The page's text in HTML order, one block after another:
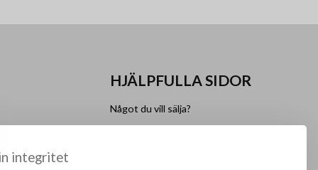
integritet
HJÄLPFULLA SIDOR
Något du vill sälja?